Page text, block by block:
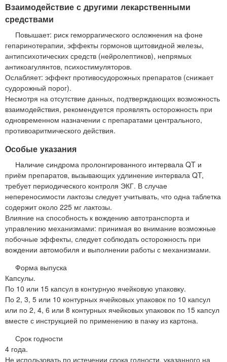
Взаимодействие с другими лекарственными
средствами
Повышает: риск геморрагического осложнения на фоне
гепаринотерапии, эффекты гормонов щитовидной железы,
антипсихотических средств (нейролептиков), непрямых
антикоагулянтов, психостимуляторов.
Ослабляет: эффект противосудорожных препаратов (снижает
судорожный порог).
Несмотря на отсутствие данных, подтверждающих возможность
взаимодействия, рекомендуется проявлять осторожность при
одновременном назначении с препаратами центрального,
противоаритмического действия.
Особые указания
Наличие синдрома пролонгированного интервала QT и
приём препаратов, вызывающих удлинение интервала QT,
требует периодического контроля ЭКГ. В случае
непереносимости лактозы следует учитывать, что одна таблетка
содержит около 225 мг лактозы.
Влияние на способность к вождению автотранспорта и
управлению механизмами: принимая во внимание возможные
побочные эффекты, следует соблюдать осторожность при
вождении автомобиля и выполнении работы с механизмами.
Форма выпуска
Капсулы.
По 10 или 15 капсул в контурную ячейковую упаковку.
По 2, 3, 5 или 10 контурных ячейковых упаковок по 10 капсул
или по 2, 4, 6 или 8 контурных ячейковых упаковок по 15 капсул
вместе с инструкцией по применению в пачку из картона.
Срок годности
4 года.
Не использовать по истечении срока годности, указанного на